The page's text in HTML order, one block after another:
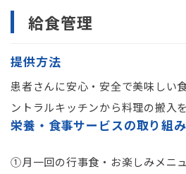
給食管理
提供方法
患者さんに安心・安全で美味しい
ントラルキッチンから料理の搬入
栄養・食事サービスの取り組み
①月一回の行事食・お楽しみメニ